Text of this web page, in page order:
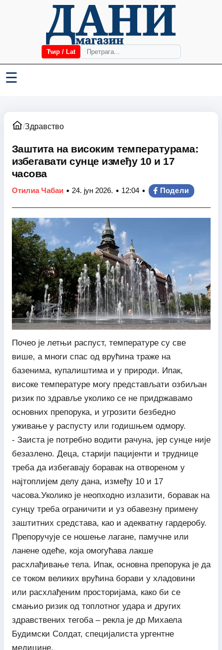
Ћир / Lat
☰
/Здравство
Заштита на високим температурама:
избегавати сунце између 10 и 17
часова
Отилиа Чабаи • 24. јун 2026. • 12:04 • Подели
Почео је летњи распуст, температуре су све
више, а многи спас од врућина траже на
базенима, купалиштима и у природи. Ипак,
високе температуре могу представљати озбиљан
ризик по здравље уколико се не придржавамо
основних препорука, и угрозити безбедно
уживање у распусту или годишњем одмору.
- Заиста је потребно водити рачуна, јер сунце није
безазлено. Деца, старији пацијенти и труднице
треба да избегавају боравак на отвореном у
најтоплијем делу дана, између 10 и 17
часова.Уколико је неопходно излазити, боравак на
сунцу треба ограничити и уз обавезну примену
заштитних средстава, као и адекватну гардеробу.
Препоручује се ношење лагане, памучне или
ланене одеће, која омогућава лакше
расхлађивање тела. Ипак, основна препорука је да
се током великих врућина борави у хладовини
или расхлађеним просторијама, како би се
смањио ризик од топлотног удара и других
здравствених тегоба – рекла је др Михаела
Будимски Солдат, специјалиста ургентне
медицине.